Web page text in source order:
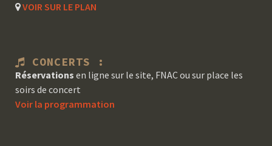
VOIR SUR LE PLAN
CONCERTS :
Réservations en ligne sur le site, FNAC ou sur place les
soirs de concert
Voir la programmation